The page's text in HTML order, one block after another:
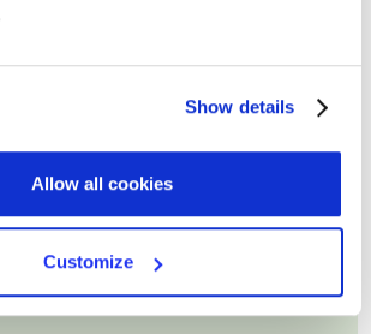
Show details
Allow all cookies
Customize